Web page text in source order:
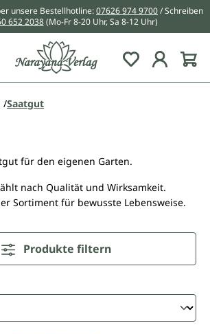
unsere Bestellhotline:07626 974 9700/ Schreiben
652 2038 (Mo-Fr 8-20 Uhr, Sa 8-12 Uhr)
Du hast 0
Saatgut
für den eigenen Garten.
nach Qualität und Wirksamkeit.
Sortiment für bewusste Lebensweise.
Produkte filtern